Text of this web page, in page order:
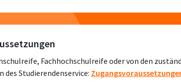
Fachhochschulreife oder von den
des Studierendenservice: